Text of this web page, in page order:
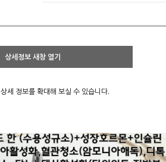
상세정보 새창 열기
상세 정보를 확대해 보실 수 있습니다.